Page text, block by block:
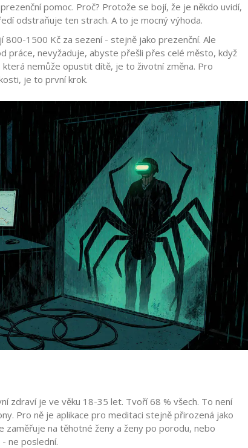
pomoc. Proč? Protože se bojí, že je někdo uvidí,
odstraňuje ten strach. A to je mocný výhoda.
1500 Kč za sezení - stejně jako prezenční. Ale
práce, nevyžaduje, abyste přešli přes celé město, když
nemůže opustit dítě, je to životní změna. Pro
je to první krok.
zdraví je ve věku 18-35 let. Tvoří 68 % všech. To není
Pro ně je aplikace pro meditaci stejně přirozená jako
na těhotné ženy a ženy po porodu, nebo
ne poslední.